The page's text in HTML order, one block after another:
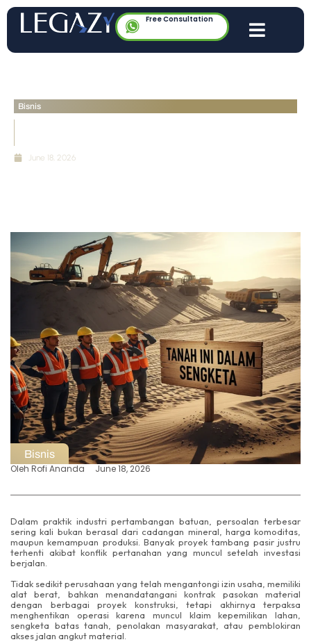
Free Consultation
Bisnis
June 18, 2026
Bisnis
Oleh Rofi Ananda June 18, 2026
Dalam praktik industri pertambangan batuan, persoalan terbesar
sering kali bukan berasal dari cadangan mineral, harga komoditas,
maupun kemampuan produksi. Banyak proyek tambang pasir justru
terhenti akibat konflik pertanahan yang muncul setelah investasi
berjalan.
Tidak sedikit perusahaan yang telah mengantongi izin usaha, memiliki
alat berat, bahkan menandatangani kontrak pasokan material
dengan berbagai proyek konstruksi, tetapi akhirnya terpaksa
menghentikan operasi karena muncul klaim kepemilikan lahan,
sengketa batas tanah, penolakan masyarakat, atau pemblokiran
akses jalan angkut material.